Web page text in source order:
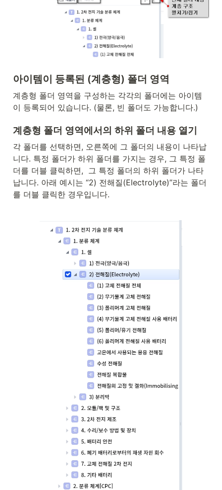
아이템이 등록된 (계층형) 폴더 영역
계층형 폴더 영역을 구성하는 각각의 폴더에는 아이템
이 등록되어 있습니다. (물론, 빈 폴더도 가능합니다.)
계층형 폴더 영역에서의 하위 폴더 내용 열기
각 폴더를 선택하면, 오른쪽에 그 폴더의 내용이 나타납
니다. 특정 폴더가 하위 폴더를 가지는 경우, 그 특정 폴
더를 더블 클릭하면,  그 특정 폴더의 하위 폴더가 나타
납니다. 아래 예시는 “2) 전해질(Electrolyte)”라는 폴더
를 더블 클릭한 경우입니다.